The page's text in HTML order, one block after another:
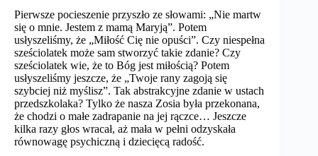
Pierwsze pocieszenie przyszło ze słowami: „Nie martw
się o mnie. Jestem z mamą Maryją”. Potem
usłyszeliśmy, że „Miłość Cię nie opuści”. Czy niespełna
sześciolatek może sam stworzyć takie zdanie? Czy
sześciolatek wie, że to Bóg jest miłością? Potem
usłyszeliśmy jeszcze, że „Twoje rany zagoją się
szybciej niż myślisz”. Tak abstrakcyjne zdanie w ustach
przedszkolaka? Tylko że nasza Zosia była przekonana,
że chodzi o małe zadrapanie na jej rączce… Jeszcze
kilka razy głos wracał, aż mała w pełni odzyskała
równowagę psychiczną i dziecięcą radość.